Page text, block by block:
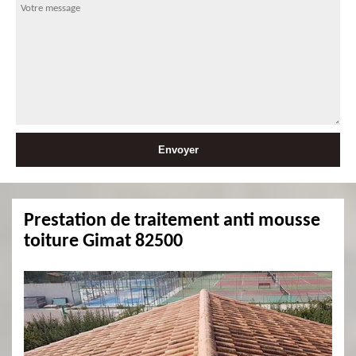
Prestation de traitement anti mousse
toiture Gimat 82500